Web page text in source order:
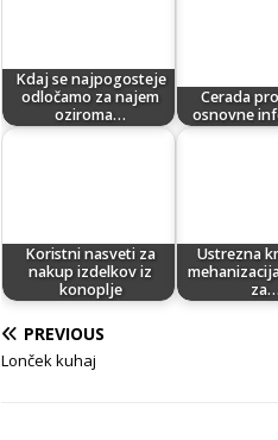
Kdaj se najpogosteje
odločamo za najem
oziroma…
Cerada
osnovne
Koristni nasveti za
nakup izdelkov iz
konoplje
Ustrezna
za…
PREVIOUS
Lonček kuhaj